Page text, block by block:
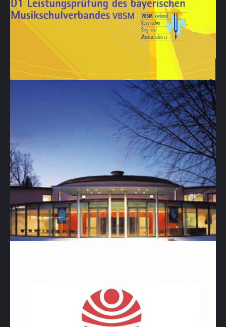
Freiwillige Leistungsprüfung